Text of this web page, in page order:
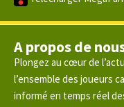
A propos de
Plongez au cœur de
l’ensemble des joueurs
informé en temps réel